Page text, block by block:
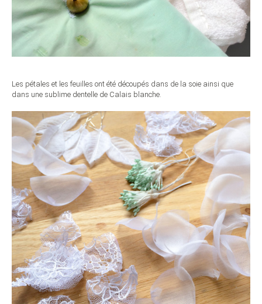
Les pétales et les feuilles ont été découpés dans de la soie ainsi que
dans une sublime dentelle de Calais blanche.